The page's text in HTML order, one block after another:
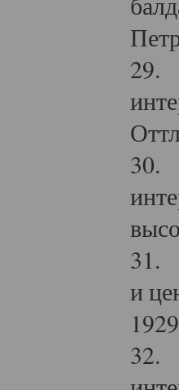
29.
30.
31.
и
32.